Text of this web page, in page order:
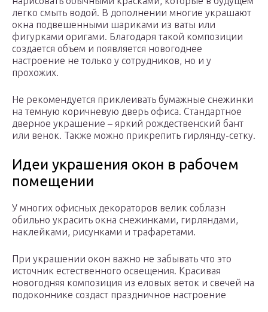
легко смыть водой. В дополнении многие украшают
окна подвешенными шариками из ваты или
фигурками оригами. Благодаря такой композиции
создается объем и появляется новогоднее
настроение не только у сотрудников, но и у
прохожих.
Не рекомендуется приклеивать бумажные снежинки
на темную коричневую дверь офиса. Стандартное
дверное украшение – яркий рождественский бант
или венок. Также можно прикрепить гирлянду-сетку.
Идеи украшения окон в рабочем
помещении
У многих офисных декораторов велик соблазн
обильно украсить окна снежинками, гирляндами,
наклейками, рисунками и трафаретами.
При украшении окон важно не забывать что это
источник естественного освещения. Красивая
новогодняя композиция из еловых веток и свечей на
подоконнике создаст праздничное настроение